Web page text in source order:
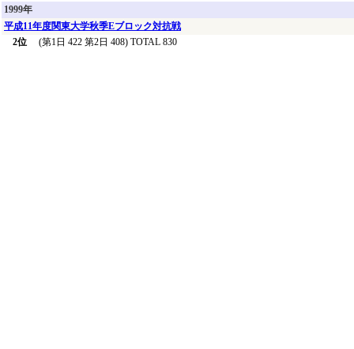
1999年
平成11年度関東大学秋季Eブロック対抗戦
2位
(第1日 422 第2日 408) TOTAL 830